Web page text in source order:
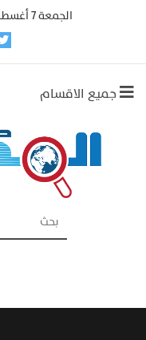
الجمعة 7 أغسطس 2026 م || 22 صفر 1448هـ ||
جميع الاقسام